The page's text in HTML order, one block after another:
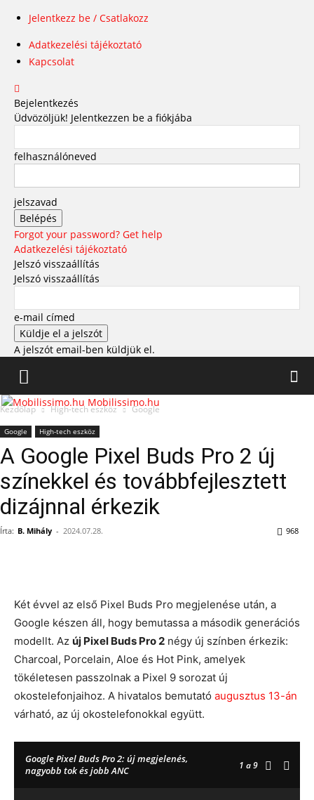
Jelentkezz be / Csatlakozz
Adatkezelési tájékoztató
Kapcsolat
Bejelentkezés
Üdvözöljük! Jelentkezzen be a fiókjába
felhasználóneved
jelszavad
Forgot your password? Get help
Adatkezelési tájékoztató
Jelszó visszaállítás
Jelszó visszaállítás
e-mail címed
A jelszót email-ben küldjük el.
Mobilissimo.hu
Kezdőlap High-tech eszköz Google
Google High-tech eszköz
A Google Pixel Buds Pro 2 új
színekkel és továbbfejlesztett
dizájnnal érkezik
Írta: B. Mihály - 2024.07.28. 968
Két évvel az első Pixel Buds Pro megjelenése után, a
Google készen áll, hogy bemutassa a második generációs
modellt. Az új Pixel Buds Pro 2 négy új színben érkezik:
Charcoal, Porcelain, Aloe és Hot Pink, amelyek
tökéletesen passzolnak a Pixel 9 sorozat új
okostelefonjaihoz. A hivatalos bemutató augusztus 13-án
várható, az új okostelefonokkal együtt.
Google Pixel Buds Pro 2: új megjelenés,
nagyobb tok és jobb ANC
1 a 9